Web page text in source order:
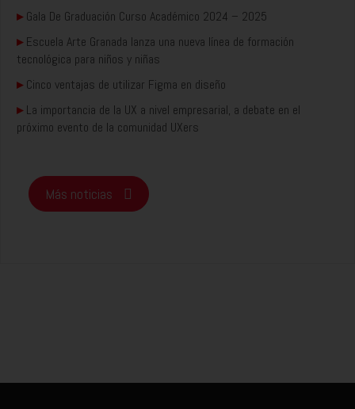
▸Gala De Graduación Curso Académico 2024 – 2025
▸Escuela Arte Granada lanza una nueva línea de formación
tecnológica para niños y niñas
▸Cinco ventajas de utilizar Figma en diseño
▸La importancia de la UX a nivel empresarial, a debate en el
próximo evento de la comunidad UXers
Más noticias